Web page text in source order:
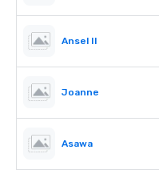
Ansel II
Joanne
Asawa